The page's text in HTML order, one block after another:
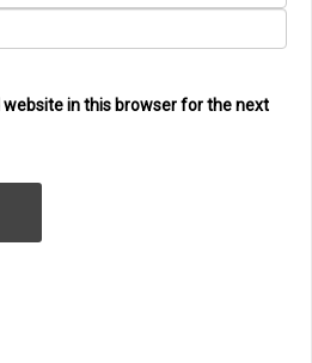
in this browser for the next